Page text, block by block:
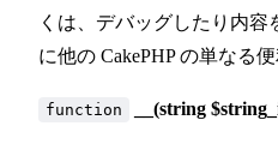
くは、デバッグしたり内
に他の CakePHP の単なる
function __(string